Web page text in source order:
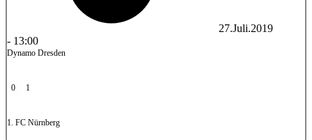
27.Juli.2019
- 13:00
Dynamo Dresden
0 1
1. FC Nürnberg